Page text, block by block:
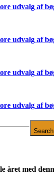
udvalg af
udvalg af
udvalg af
udvalg af
året med